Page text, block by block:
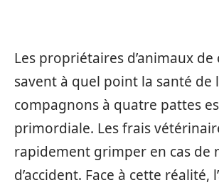
Les propriétaires d’animaux
savent à quel point la santé de
compagnons à quatre pattes
primordiale. Les frais
rapidement grimper en cas de
d’accident. Face à cette réalité,